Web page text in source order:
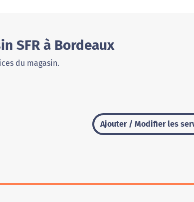
SFR à Bordeaux
du magasin.
Ajouter / Modifier les